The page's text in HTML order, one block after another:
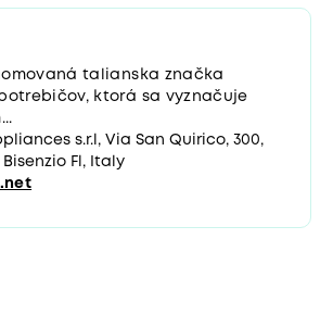
talianska značka
ktorá sa vyznačuje
s.r.l, Via San Quirico, 300,
Bisenzio Fl, Italy